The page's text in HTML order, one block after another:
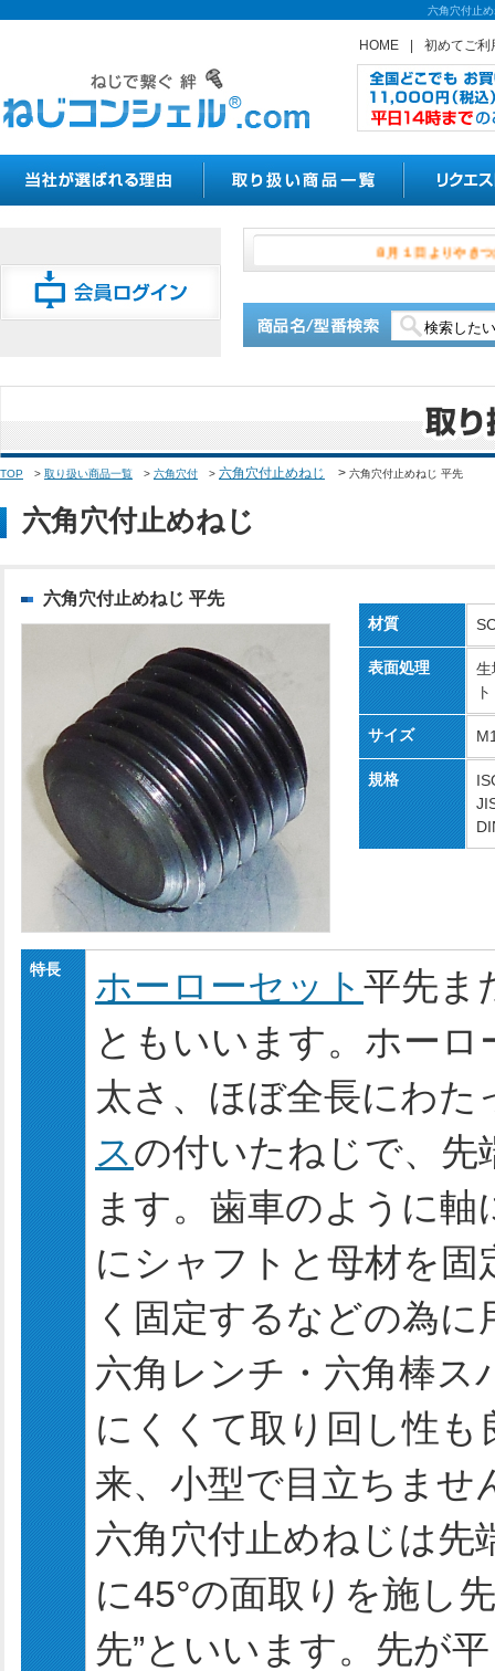
六角穴付止
HOME 初めてご利
８月１日
TOP > 取り扱い商品一覧 > 六角穴付 > 六角穴付止めねじ > 六角穴付止めねじ 平先
六角穴付止めねじ
六角穴付止めねじ 平先
材質
表面処理
生
ト
サイズ
規格
特長 ホーローセット 平先ま
ともいいます。ホー
太さ、ほぼ全長にわ
スの付いたねじで、先
ます。歯車のように
にシャフトと母材を
く固定するなどの為
六角レンチ・六角棒ス
にくくて取り回し性
来、小型で目立ちませ
六角穴付止めねじは先
に45°の面取りを施し
先”といいます。先が